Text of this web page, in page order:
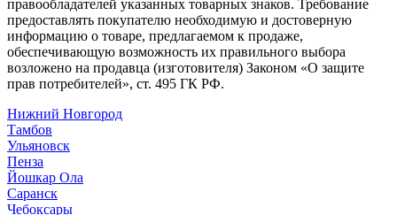
правообладателей указанных товарных знаков. Требование
предоставлять покупателю необходимую и достоверную
информацию о товаре, предлагаемом к продаже,
обеспечивающую возможность их правильного выбора
возложено на продавца (изготовителя) Законом «О защите
прав потребителей», ст. 495 ГК РФ.
Нижний Новгород
Тамбов
Ульяновск
Пенза
Йошкар Ола
Саранск
Чебоксары